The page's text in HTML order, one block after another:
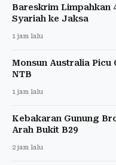
Bareskrim Limpahkan
Syariah ke Jaksa
1 jam lalu
Monsun Australia Picu
NTB
1 jam lalu
Kebakaran Gunung
Arah Bukit B29
2 jam lalu